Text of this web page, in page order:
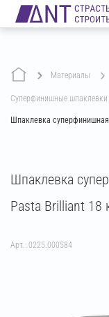
Материалы
суперфинишные шпаклевки
Шпаклевка
Шпаклевка
Pasta Brilliant 18
Арт.: 0225.000584